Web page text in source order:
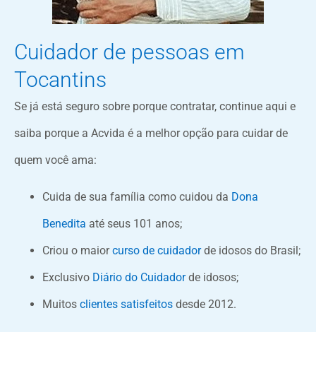
Cuidador de pessoas em
Tocantins
Se já está seguro sobre porque contratar, continue aqui e
saiba porque a Acvida é a melhor opção para cuidar de
quem você ama:
Cuida de sua família como cuidou da Dona
Benedita até seus 101 anos;
Criou o maiorcurso de cuidadorde idosos do Brasil;
Exclusivo Diário do Cuidadorde idosos;
Muitos clientes satisfeitos desde 2012.